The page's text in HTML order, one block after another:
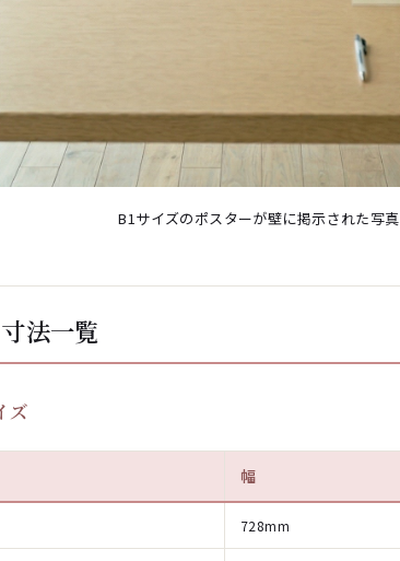
B1サイズのポスターが壁に掲示された写真
法一覧
ズ
幅
728mm